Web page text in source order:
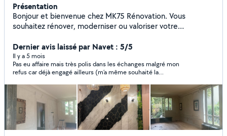
Présentation
Bonjour et bienvenue chez MK75 Rénovation. Vous
souhaitez rénover, moderniser ou valoriser votre
équipe vous accompagne avec sérieux, expérience et
professionnalisme afin de transformer vos espaces et
réaliser vos projets dans les meilleures conditions. Zone
d'intervention : Paris et toute l'Île-de-France. Devis gratuit
et personnalisé. Contactez-nous dès aujourd'hui et
donnons ensemble une nouvelle vie à votre intérieur.
Dernier avis laissé par Navet : 5/5
Il y a 5 mois
Pas eu affaire mais très polis dans les échanges malgré mon
refus car déjà engagé ailleurs (m’a même souhaité la